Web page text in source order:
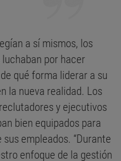
a sí mismos, los
por hacer
qué forma liderar a su
la nueva realidad. Los
y ejecutivos
bien equipados para
empleados. “Durante
enfoque de la gestión